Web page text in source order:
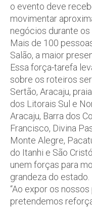
o evento deve
movimentar
negócios durante os
Mais de 100
Salão, a maior
Essa força-tarefa
sobre os roteiros
Sertão, Aracaju,
dos Litorais Sul e
Aracaju, Barra dos
Francisco, Divina
Monte Alegre,
do Itanhi e São
unem forças para
grandeza do estado.
“Ao expor os
pretendemos